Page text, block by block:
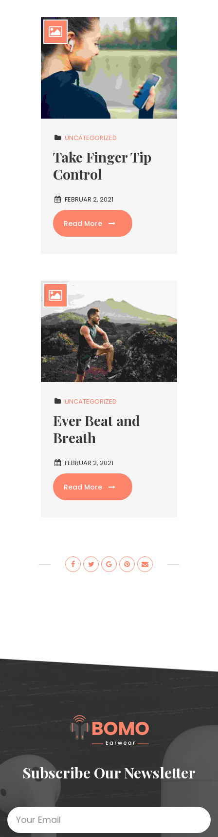
UNCATEGORIZED
Take Finger Tip
Control
FEBRUAR 2, 2021
Read More
UNCATEGORIZED
Ever Beat and
Breath
FEBRUAR 2, 2021
Read More
Subscribe Our Newsletter